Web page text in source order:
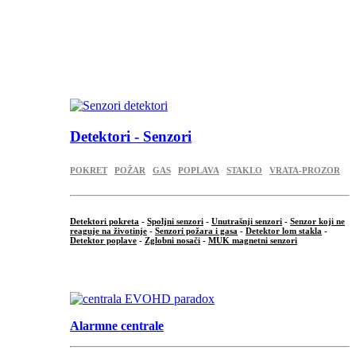
Detektori - Senzori
POKRET POŽAR GAS POPLAVA STAKLO VRATA-PROZOR
Detektori pokreta - Spoljni senzori - Unutrašnji senzori - Senzor koji ne
reaguje na životinje - Senzori požara i gasa - Detektor lom stakla -
Detektor poplave - Zglobni nosači - MUK magnetni senzori
Alarmne centrale